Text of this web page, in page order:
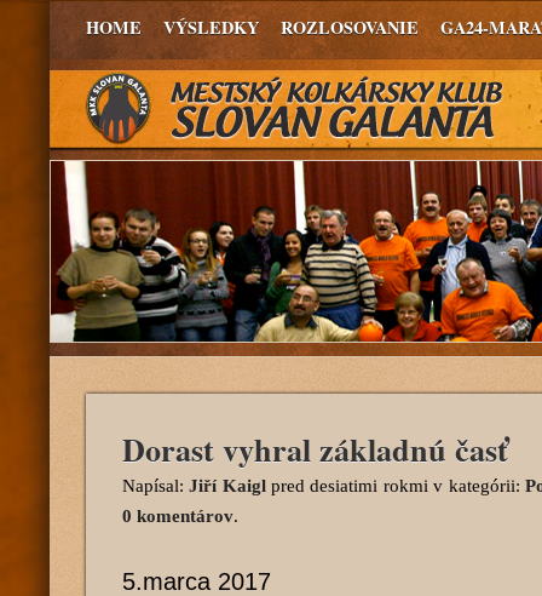
HOME VÝSLEDKY ROZLOSOVANIE GA24-
Dorast vyhral základnú časť
Napísal:Jiří Kaigl pred desiatimi rokmi v kategórii:
0 komentárov.
5.marca 2017